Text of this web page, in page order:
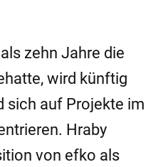
zehn Jahre die
wird künftig
sich auf Projekte im
Hraby
von efko als